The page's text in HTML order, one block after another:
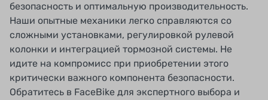
безопасность и оптимальную производительность.
Наши опытные механики легко справляются со
сложными установками, регулировкой рулевой
колонки и интеграцией тормозной системы. Не
идите на компромисс при приобретении этого
критически важного компонента безопасности.
Обратитесь в FaceBike для экспертного выбора и